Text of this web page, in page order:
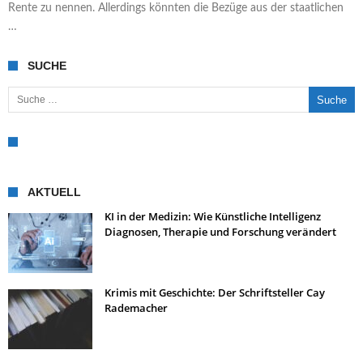
Rente zu nennen. Allerdings könnten die Bezüge aus der staatlichen
…
SUCHE
Suche nach:
AKTUELL
KI in der Medizin: Wie Künstliche Intelligenz
Diagnosen, Therapie und Forschung verändert
Krimis mit Geschichte: Der Schriftsteller Cay
Rademacher